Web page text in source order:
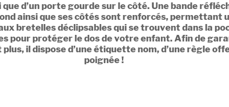
d’un porte gourde sur le côté. Une bande
ainsi que ses côtés sont renforcés, permettant
bretelles déclipsables qui se trouvent dans la
pour protéger le dos de votre enfant. Afin de
il dispose d’une étiquette nom, d’une règle
poignée !